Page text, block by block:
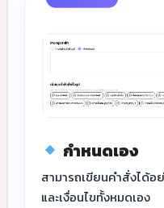
กำหนดเอง
สามารถเขียนคำสั่งได้อย่างอิสระ โดยควบคุมโครงสร้าง
และเงื่อนไขทั้งหมดเอง